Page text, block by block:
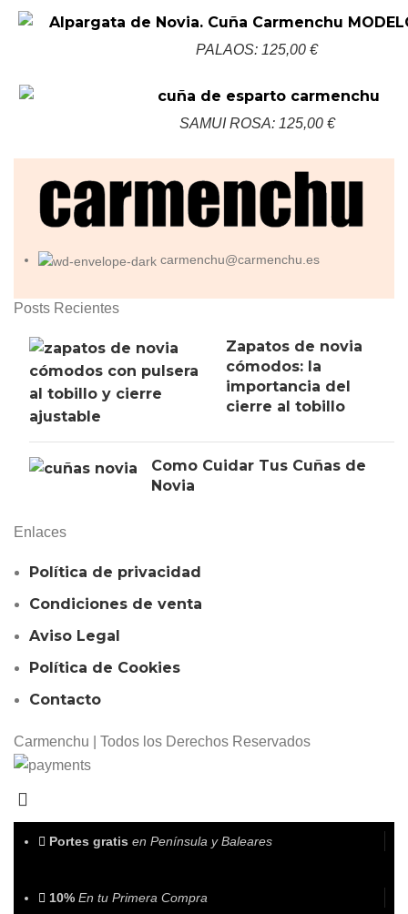
PALAOS: 125,00 €
SAMUI ROSA: 125,00 €
carmenchu@carmenchu.es
Posts Recientes
Zapatos de novia
cómodos: la
importancia del
cierre al tobillo
Como Cuidar Tus Cuñas de
Novia
Enlaces
Política de privacidad
Condiciones de venta
Aviso Legal
Política de Cookies
Contacto
Carmenchu | Todos los Derechos Reservados
Portes gratis en Península y Baleares
10% En tu Primera Compra